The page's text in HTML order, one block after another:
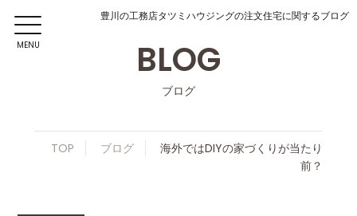
MENU
豊川の工務店タツミハウジングの注文住宅に関するブログ
BLOG
ブログ
TOP ブログ
海外ではDIYの家づくりが当たり
前？